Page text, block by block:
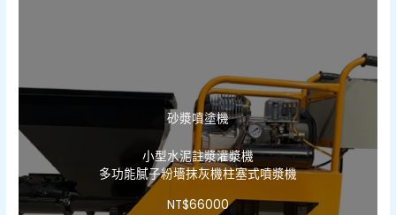
砂漿噴塗機
小型水泥註漿灌漿機
多功能膩子粉墻抹灰機柱塞式噴漿機
NT$66000